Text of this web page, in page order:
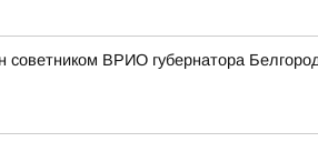
ВРИО губернатора